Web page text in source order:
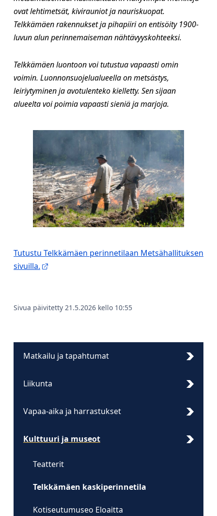
ovat lehtimetsät, kivirauniot ja nauriskuopat.
Telkkämäen rakennukset ja pihapiiri on entisöity 1900-
luvun alun perinnemaiseman nähtävyyskohteeksi.
Telkkämäen luontoon voi tutustua vapaasti omin
voimin. Luonnonsuojelualueella on metsästys,
leiriytyminen ja avotulenteko kielletty. Sen sijaan
alueelta voi poimia vapaasti sieniä ja marjoja.
Tutustu Telkkämäen perinnetilaan Metsähallituksen
sivuilla.
Sivua päivitetty 21.5.2026 kello 10:55
Matkailu ja tapahtumat
Liikunta
Vapaa-aika ja harrastukset
Kulttuuri ja museot
Teatterit
Telkkämäen kaskiperinnetila
Kotiseutumuseo Eloaitta